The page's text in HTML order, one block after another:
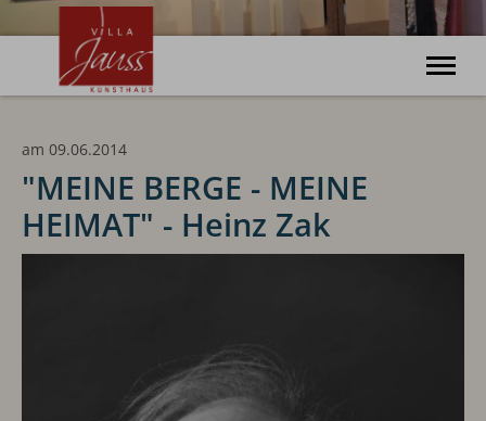
Ausstellungen
Veranstaltungen
Kunsthaus
Haus Bonatz
Archiv
am 09.06.2014
"MEINE BERGE - MEINE
HEIMAT" - Heinz Zak